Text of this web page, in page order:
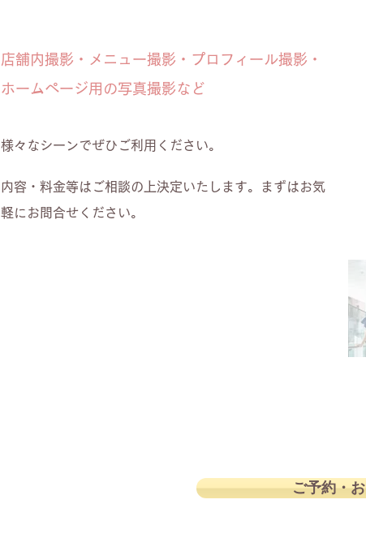
店舗内撮影・メニュー撮影・プロフィール撮影・
ホームページ用の写真撮影など
様々なシーンでぜひご利用ください。
内容・料金等はご相談の上決定いたします。まずはお気
軽にお問合せください。
ご予約・